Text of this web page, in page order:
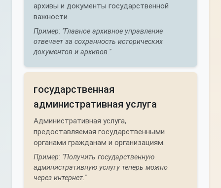
архивы и документы государственной
важности.
Пример: "Главное архивное управление
отвечает за сохранность исторических
документов и архивов."
государственная
административная услуга
Административная услуга,
предоставляемая государственными
органами гражданам и организациям.
Пример: "Получить государственную
административную услугу теперь можно
через интернет."